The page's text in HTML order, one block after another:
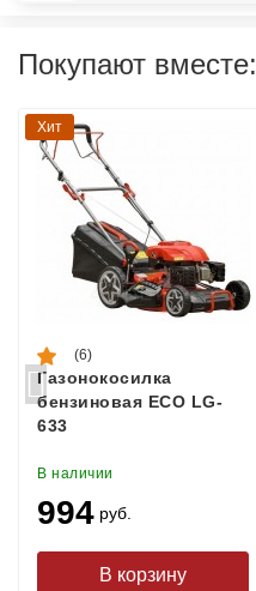
Покупают вместе:
Хит
Газонокосилка
бензиновая ECO LG-
633
(6)
В наличии
994 руб.